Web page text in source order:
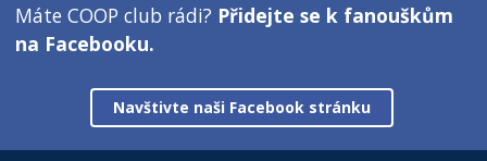
Máte COOP club rádi? Přidejte se k fanouškům
na Facebooku.
Navštivte naši Facebook stránku